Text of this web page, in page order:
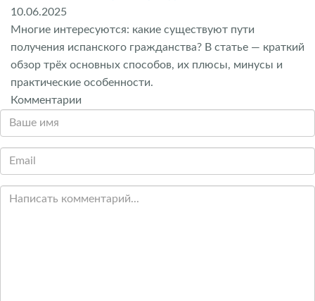
10.06.2025
Многие интересуются: какие существуют пути
получения испанского гражданства? В статье — краткий
обзор трёх основных способов, их плюсы, минусы и
практические особенности.
Комментарии